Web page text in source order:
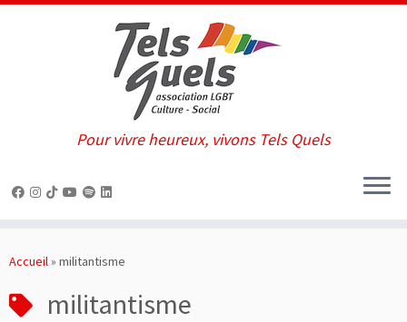
au
Pour vivre heureux, vivons Tels Quels
Accueil» militantisme
militantisme